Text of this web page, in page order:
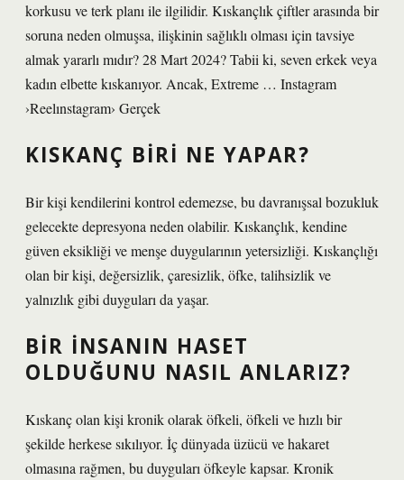
korkusu ve terk planı ile ilgilidir. Kıskançlık çiftler arasında bir
soruna neden olmuşsa, ilişkinin sağlıklı olması için tavsiye
almak yararlı mıdır? 28 Mart 2024? Tabii ki, seven erkek veya
kadın elbette kıskanıyor. Ancak, Extreme … Instagram
›Reelınstagram› Gerçek
KISKANÇ BIRI NE YAPAR?
Bir kişi kendilerini kontrol edemezse, bu davranışsal bozukluk
gelecekte depresyona neden olabilir. Kıskançlık, kendine
güven eksikliği ve menşe duygularının yetersizliği. Kıskançlığı
olan bir kişi, değersizlik, çaresizlik, öfke, talihsizlik ve
yalnızlık gibi duyguları da yaşar.
BIR INSANIN HASET
OLDUĞUNU NASIL ANLARIZ?
Kıskanç olan kişi kronik olarak öfkeli, öfkeli ve hızlı bir
şekilde herkese sıkılıyor. İç dünyada üzücü ve hakaret
olmasına rağmen, bu duyguları öfkeyle kapsar. Kronik